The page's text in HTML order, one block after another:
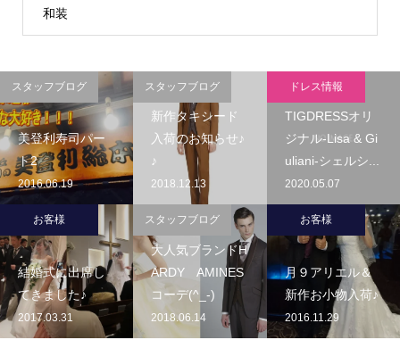
和装
美登利寿司パー
ト2
2016.06.19
スタッフブログ
新作タキシード
入荷のお知らせ♪
♪
2018.12.13
スタッフブログ
TIGDRESSオリ
ジナル-Lisa & Gi
uliani-シェルシ...
2020.05.07
ドレス情報
結婚式に出席し
てきました♪
2017.03.31
お客様
大人気ブランドH
ARDY AMINES
コーデ(^_-)
2018.06.14
スタッフブログ
月９アリエル＆
新作お小物入荷♪
2016.11.29
お客様